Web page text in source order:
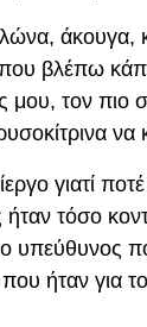
άκουγα,
βλέπω
μου, τον πιο
γιατί
τόσο
υπεύθυνος
ήταν για